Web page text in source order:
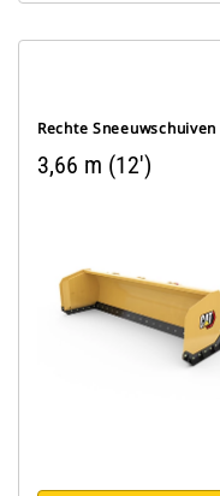
Rechte Sneeuwschuiven
3,66 m (12')